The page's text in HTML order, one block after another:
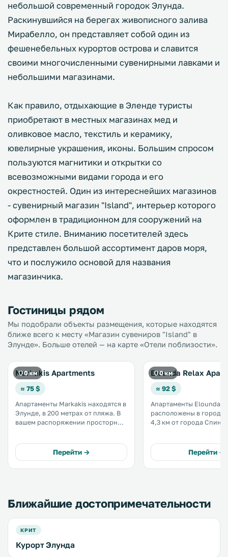
небольшой современный городок Элунда.
Раскинувшийся на берегах живописного залива
Мирабелло, он представляет собой один из
фешенебельных курортов острова и славится
своими многочисленными сувенирными лавками и
небольшими магазинами.
Как правило, отдыхающие в Эленде туристы
приобретают в местных магазинах мед и
оливковое масло, текстиль и керамику,
ювелирные украшения, иконы. Большим спросом
пользуются магнитики и открытки со
всевозможными видами города и его
окрестностей. Один из интереснейших магазинов
- сувенирный магазин "Island", интерьер которого
оформлен в традиционном для сооружений на
Крите стиле. Вниманию посетителей здесь
представлен большой ассортимент даров моря,
что и послужило основой для названия
магазинчика.
Гостиницы рядом
Мы подобрали объекты размещения, которые находятся
ближе всего к месту «Магазин сувениров "Island" в
Элунде». Больше отелей — на карте «Отели поблизости».
0 км
Markakis Apartments
≈ 75 $
Апартаменты Markakis находятся в
Элунде, в 200 метрах от пляжа. В
вашем распоряжении просторные
залив Элунда и остров
Спиналонга. .
Перейти →
0 км
Elounda Relax
≈ 92 $
Апартаменты Elounda
расположены в городе
4,3 км от города
удобств апартаментов
кондиционер и
Перейти →
Ближайшие достопримечательности
КРИТ
Курорт Элунда